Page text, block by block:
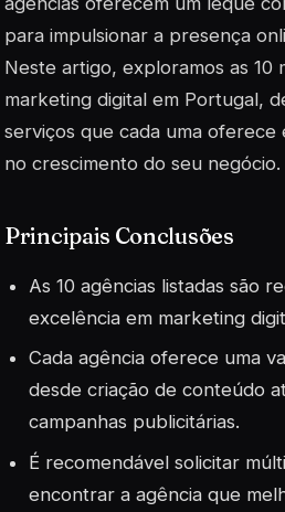
para impulsionar a presença
Neste artigo, exploramos as 10
marketing digital em Portugal,
serviços que cada uma oferece
no crescimento do seu negócio.
Principais Conclusões
As 10 agências listadas são
excelência em marketing
Cada agência oferece uma
desde criação de conteúdo
campanhas publicitárias.
É recomendável solicitar
encontrar a agência que